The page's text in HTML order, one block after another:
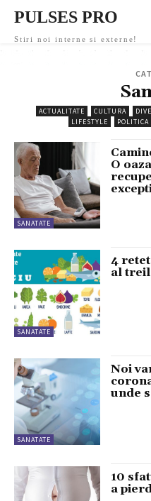
PULSES PRO
Stiri noi interne si externe!
ACTUALITATE CULTURA
LIFESTYLE
POLITICA
SANATATE
O
SANATATE
4
al
SANATATE
Noi
unde
10
a